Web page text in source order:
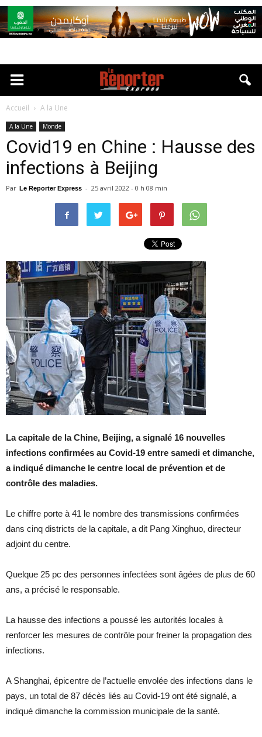
Accueil A la Une
A la Une Monde
Covid19 en Chine : Hausse des
infections à Beijing
Par Le Reporter Express - 25 avril 2022 - 0 h 08 min
La capitale de la Chine, Beijing, a signalé 16 nouvelles
infections confirmées au Covid-19 entre samedi et dimanche,
a indiqué dimanche le centre local de prévention et de
contrôle des maladies.
Le chiffre porte à 41 le nombre des transmissions confirmées
dans cinq districts de la capitale, a dit Pang Xinghuo, directeur
adjoint du centre.
Quelque 25 pc des personnes infectées sont âgées de plus de 60
ans, a précisé le responsable.
La hausse des infections a poussé les autorités locales à
renforcer les mesures de contrôle pour freiner la propagation des
infections.
A Shanghai, épicentre de l’actuelle envolée des infections dans le
pays, un total de 87 décès liés au Covid-19 ont été signalé, a
indiqué dimanche la commission municipale de la santé.